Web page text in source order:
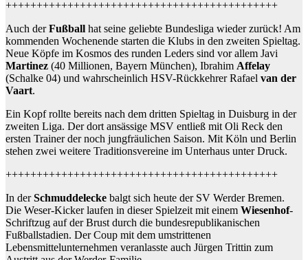
++++++++++++++++++++++++++++++++++++++++++++
Auch derFußball hat seine geliebte Bundesliga wieder zurück! Am
kommenden Wochenende starten die Klubs in den zweiten Spieltag.
Neue Köpfe im Kosmos des runden Leders sind vor allem Javi
Martinez (40 Millionen, Bayern München), Ibrahim Affelay
(Schalke 04) und wahrscheinlich HSV-Rückkehrer Rafael van der
Vaart.
Ein Kopf rollte bereits nach dem dritten Spieltag in Duisburg in der
zweiten Liga. Der dort ansässige MSV entließ mit Oli Reck den
ersten Trainer der noch jungfräulichen Saison. Mit Köln und Berlin
stehen zwei weitere Traditionsvereine im Unterhaus unter Druck.
++++++++++++++++++++++++++++++++++++++++++++
In derSchmuddelecke balgt sich heute der SV Werder Bremen.
Die Weser-Kicker laufen in dieser Spielzeit mit einem Wiesenhof-
Schriftzug auf der Brust durch die bundesrepublikanischen
Fußballstadien. Der Coup mit dem umstrittenen
Lebensmittelunternehmen veranlasste auch Jürgen Trittin zum